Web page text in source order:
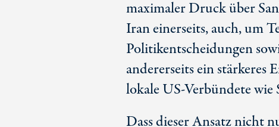
maximaler Druck über
Iran einerseits, auch, um
Politikentscheidungen
andererseits ein
lokaleUS-Verbündete wie
Dass dieser Ansatz nicht